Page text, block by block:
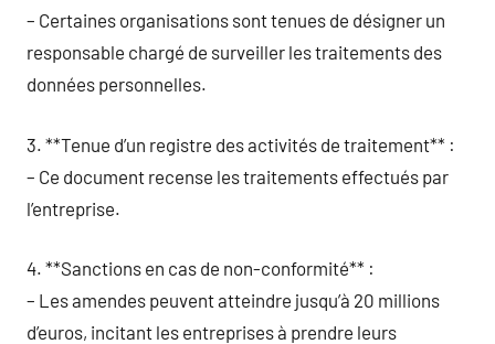
– Certaines organisations sont tenues de désigner un
responsable chargé de surveiller les traitements des
données personnelles.
3. **Tenue d’un registre des activités de traitement** :
– Ce document recense les traitements effectués par
l’entreprise.
4. **Sanctions en cas de non-conformité** :
– Les amendes peuvent atteindre jusqu’à 20 millions
d’euros, incitant les entreprises à prendre leurs